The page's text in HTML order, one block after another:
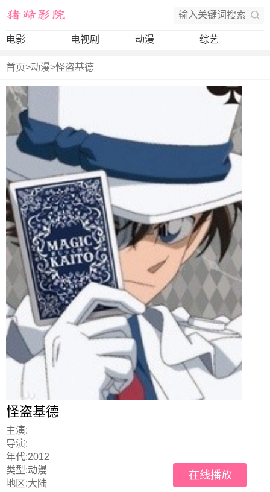
电影 电视剧 动漫 综艺
首页>动漫>怪盗基德
怪盗基德
主演:
导演:
年代:2012
类型:动漫
地区:大陆
在线播放